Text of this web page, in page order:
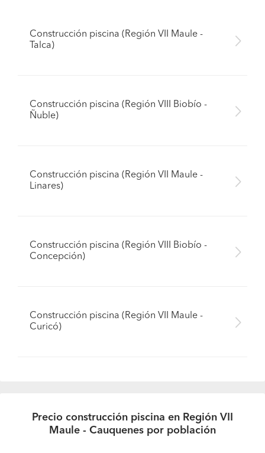
Construcción piscina (Región VII Maule -
Talca)
Construcción piscina (Región VIII Biobío -
Ñuble)
Construcción piscina (Región VII Maule -
Linares)
Construcción piscina (Región VIII Biobío -
Concepción)
Construcción piscina (Región VII Maule -
Curicó)
Precio construcción piscina en Región VII
Maule - Cauquenes por población